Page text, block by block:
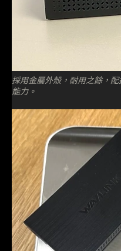
採用金屬外殼，耐用之餘，
能力。